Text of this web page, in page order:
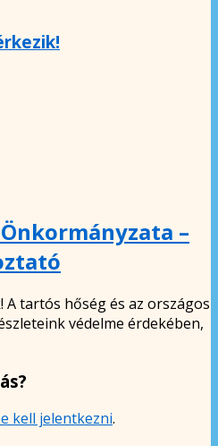
–
tartós hőség és az országos
védelme érdekében,
kell jelentkezni.